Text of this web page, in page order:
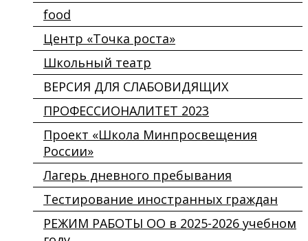
food
Центр «Точка роста»
Школьный театр
ВЕРСИЯ ДЛЯ СЛАБОВИДЯЩИХ
ПРОФЕССИОНАЛИТЕТ 2023
Проект «Школа Минпросвещения
России»
Лагерь дневного пребывания
Тестирование иностранных граждан
РЕЖИМ РАБОТЫ ОО в 2025-2026 учебном